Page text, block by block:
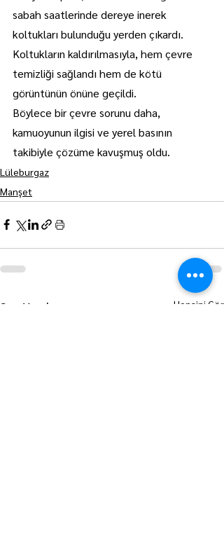
sabah saatlerinde dereye inerek
koltukları bulunduğu yerden çıkardı.
Koltukların kaldırılmasıyla, hem çevre
temizliği sağlandı hem de kötü
görüntünün önüne geçildi.
Böylece bir çevre sorunu daha,
kamuoyunun ilgisi ve yerel basının
takibiyle çözüme kavuşmuş oldu.
Lüleburgaz
Manşet
Son Yazılar Hepsini Gör